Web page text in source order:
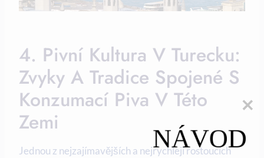
4. Pivní Kultura V Turecku:
Zvyky A Tradice Spojené S
Konzumací Piva V Této
Zemi
Jednou z nejzajímavějších a nejrychleji rostoucích
NÁVOD